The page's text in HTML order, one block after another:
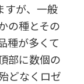
すが、一般
の種とその
種が多くて
部に数個の
どなくロゼ